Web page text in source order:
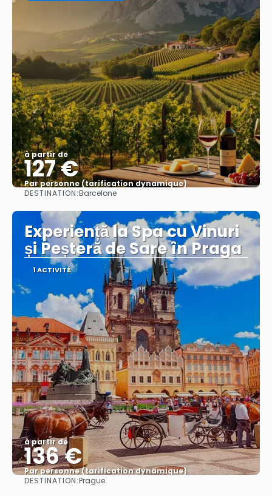
à partir de
127 €
Par personne (tarification dynamique)
DESTINATION:Barcelone
Experiență la Spa cu Vinuri
și Peșteră de Sare în Praga
1 ACTIVITÉ
à partir de
136 €
Par personne (tarification dynamique)
DESTINATION:Prague